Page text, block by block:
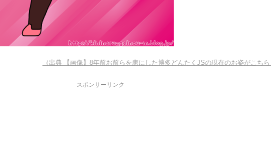
（出典 【画像】8年前お前らを虜にした博多どんたくJSの現在のお姿がこちら
スポンサーリンク